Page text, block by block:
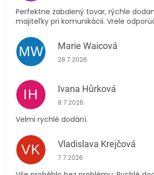
Perfektne zabalený tovar, rýchle
majiteľky pri komunikácii. Vrele
MW Marie Waicová
Hodnocení obchodu je 5 z 5
28.7.2026
IH Ivana Hůrková
Hodnocení obchodu je 5 z 5
8.7.2026
Velmi rychlé dodání.
VK Vladislava Krejčová
Hodnocení obchodu je 5 z 5
7.7.2026